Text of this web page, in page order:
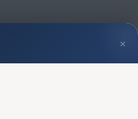
КОНТАКТЫ
×